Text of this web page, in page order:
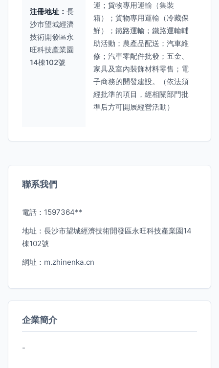
注冊地址： 長
沙市望城經濟
技術開發區永
旺科技產業園
14棟102號
運；貨物專用運輸（集裝
箱）；貨物專用運輸（冷藏保
鮮）；鐵路運輸；鐵路運輸輔
助活動；農產品配送；汽車維
修；汽車零配件批發；五金、
家具及室內裝飾材料零售；電
子商務的開發建設。（依法須
經批準的項目，經相關部門批
準后方可開展經營活動）
聯系我們
電話：1597364**
地址：長沙市望城經濟技術開發區永旺科技產業園14
棟102號
網址： m.zhinenka.cn
企業簡介
-